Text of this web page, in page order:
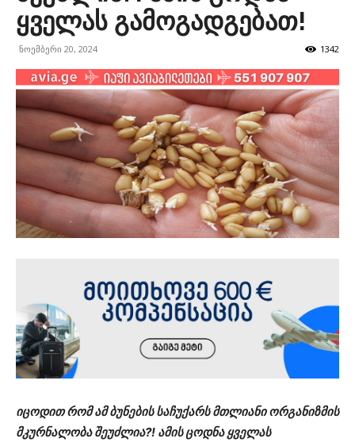
ყველას გამოგადგებათ!
ნოემბერი 20, 2024 1342
იცოდით რომ ამ ბუნების საჩუქარს მთლიანი ორგანიზმის
მკურნალობა შეუძლია?! ამის ცოდნა ყველას